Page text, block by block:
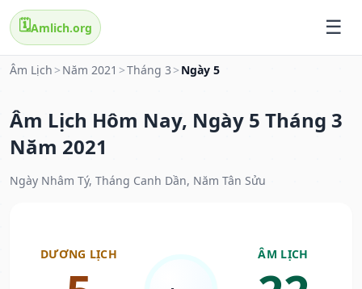
🗓️Amlich.org
Âm Lịch > Năm 2021 >Tháng 3 > Ngày 5
Âm Lịch Hôm Nay, Ngày 5 Tháng 3
Năm 2021
Ngày Nhâm Tý, Tháng Canh Dần, Năm Tân Sửu
DƯƠNG LỊCH ÂM LỊCH